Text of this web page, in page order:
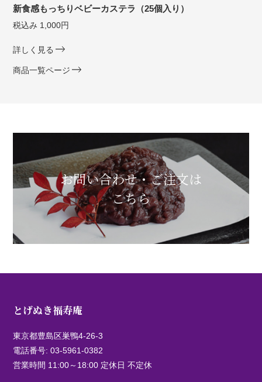
新食感もっちりベビーカステラ（25個入り）
税込み 1,000円
詳しく見る
商品一覧ページ
お問い合わせ・ご注文は
こちら
とげぬき福寿庵
東京都豊島区巣鴨4-26-3
電話番号:03-5961-0382
営業時間 11:00～18:00 定休日 不定休